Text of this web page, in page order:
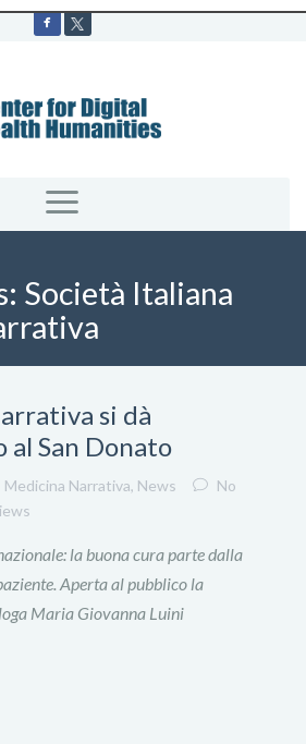
Società Italiana
si dà
San Donato
Medicina Narrativa, News
No
la buona cura parte dalla
Aperta al pubblico la
Maria Giovanna Luini